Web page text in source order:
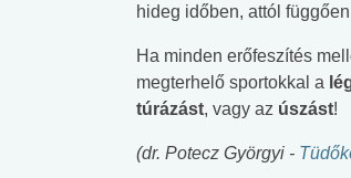
hideg időben, attól
Ha minden erőfeszítés
megterhelő sportokkal a
túrázást, vagy az úszást!
(dr. Potecz Györgyi -